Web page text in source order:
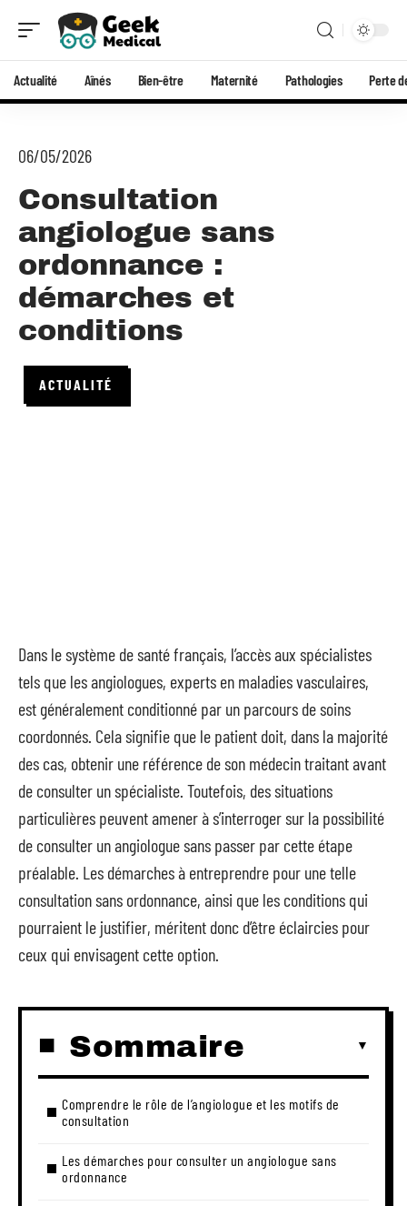
Actualité Aînés Bien-être Maternité Pathologies Perte
06/05/2026
Consultation
angiologue sans
ordonnance :
démarches et
conditions
ACTUALITÉ
Dans le système de santé français, l’accès aux spécialistes
tels que les angiologues, experts en maladies vasculaires,
est généralement conditionné par un parcours de soins
coordonnés. Cela signifie que le patient doit, dans la majorité
des cas, obtenir une référence de son médecin traitant avant
de consulter un spécialiste. Toutefois, des situations
particulières peuvent amener à s’interroger sur la possibilité
de consulter un angiologue sans passer par cette étape
préalable. Les démarches à entreprendre pour une telle
consultation sans ordonnance, ainsi que les conditions qui
pourraient le justifier, méritent donc d’être éclaircies pour
ceux qui envisagent cette option.
Sommaire
Comprendre le rôle de l’angiologue et les motifs de
consultation
Les démarches pour consulter un angiologue sans
ordonnance